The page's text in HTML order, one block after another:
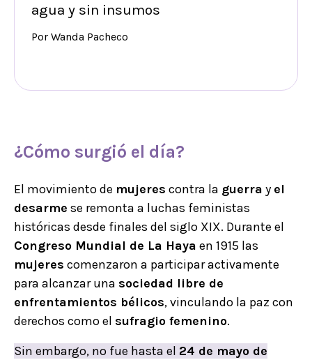
agua y sin insumos
Por Wanda Pacheco
¿Cómo surgió el día?
El movimiento de mujeres contra la guerra y el
desarme se remonta a luchas feministas
históricas desde finales del siglo XIX. Durante el
Congreso Mundial de La Haya en 1915 las
mujeres comenzaron a participar activamente
para alcanzar una sociedad libre de
enfrentamientos bélicos, vinculando la paz con
derechos como el sufragio femenino.
Sin embargo, no fue hasta el 24 de mayo de